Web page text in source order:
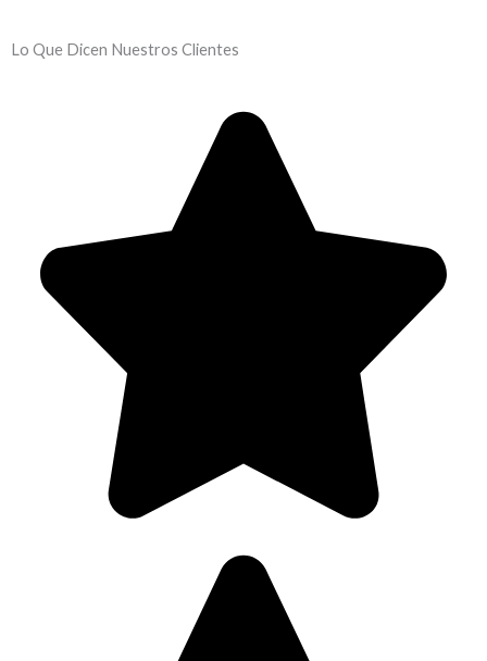
Lo Que Dicen Nuestros Clientes